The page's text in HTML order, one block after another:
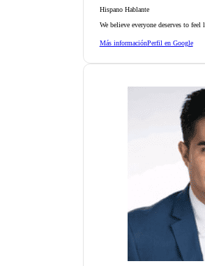
Hispano Hablante
We believe everyone deserves to
Más informaciónPerfil en Google